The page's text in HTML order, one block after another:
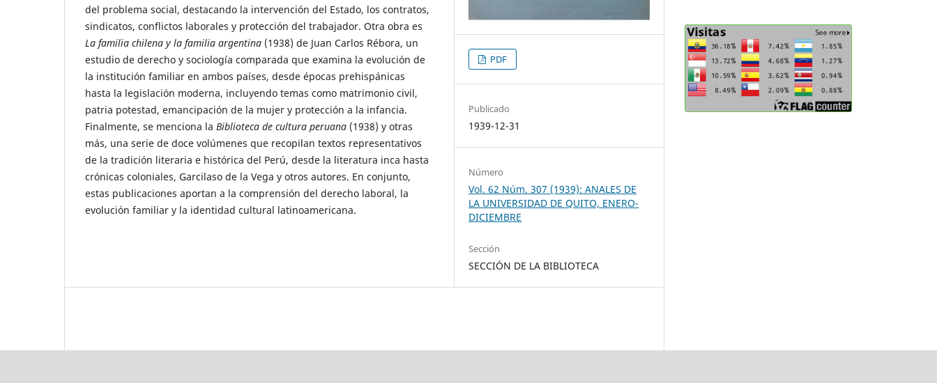
del problema social, destacando la intervención del Estado, los contratos,
sindicatos, conflictos laborales y protección del trabajador. Otra obra es
La familia chilena y la familia argentina (1938) de Juan Carlos Rébora, un
estudio de derecho y sociología comparada que examina la evolución de
la institución familiar en ambos países, desde épocas prehispánicas
hasta la legislación moderna, incluyendo temas como matrimonio civil,
patria potestad, emancipación de la mujer y protección a la infancia.
Finalmente, se menciona la Biblioteca de cultura peruana (1938) y otras
más, una serie de doce volúmenes que recopilan textos representativos
de la tradición literaria e histórica del Perú, desde la literatura inca hasta
crónicas coloniales, Garcilaso de la Vega y otros autores. En conjunto,
estas publicaciones aportan a la comprensión del derecho laboral, la
evolución familiar y la identidad cultural latinoamericana.
PDF
Publicado
1939-12-31
Número
Vol. 62 Núm. 307 (1939): ANALES DE
LA UNIVERSIDAD DE QUITO, ENERO-
DICIEMBRE
Sección
SECCIÓN DE LA BIBLIOTECA